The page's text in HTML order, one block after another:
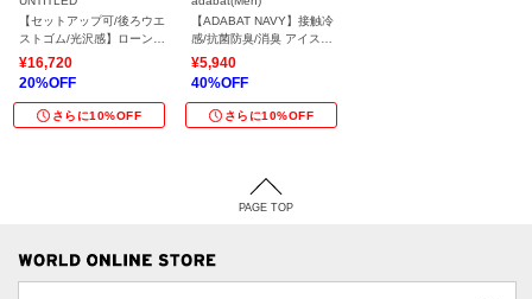
【セットアップ可/後ろウエ
ストゴム/光沢感】ローンフ
レアスカート
¥16,720
20%OFF
さらに10%OFF
【ADABAT NAVY】接触冷
感/抗菌防臭/消臭 アイスク
リアコットン半袖ロゴT
¥5,940
40%OFF
さらに10%OFF
PAGE TOP